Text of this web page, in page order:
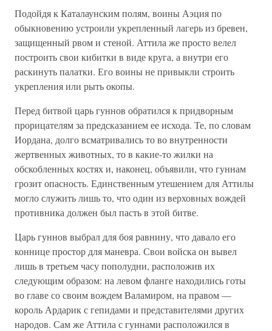
Подойдя к Каталаунским полям, воины Аэция по
обыкновению устроили укрепленный лагерь из бревен,
защищенный рвом и стеной. Аттила же просто велел
построить свои кибитки в виде круга, а внутри его
раскинуть палатки. Его воины не привыкли строить
укрепления или рыть окопы.
Перед битвой царь гуннов обратился к придворным
прорицателям за предсказанием ее исхода. Те, по словам
Иордана, долго всматривались то во внутренности
жертвенных животных, то в какие-то жилки на
обскобленных костях и, наконец, объявили, что гуннам
грозит опасность. Единственным утешением для Аттилы
могло служить лишь то, что один из верховных вождей
противника должен был пасть в этой битве.
Царь гуннов выбрал для боя равнину, что давало его
коннице простор для маневра. Свои войска он вывел
лишь в третьем часу пополудни, расположив их
следующим образом: на левом фланге находились готы
во главе со своим вождем Валамиром, на правом —
король Ардарик с гепидами и представителями других
народов. Сам же Аттила с гуннами расположился в